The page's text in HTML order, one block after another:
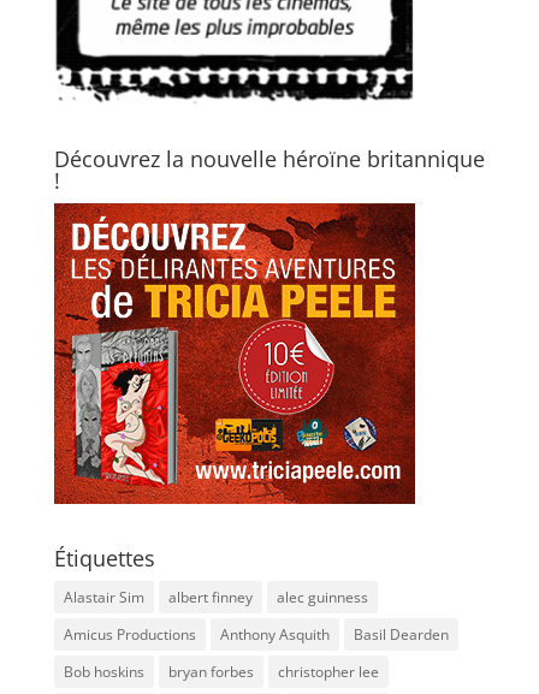
Découvrez la nouvelle héroïne britannique
!
Étiquettes
Alastair Sim albert finney
alec guinness
Amicus Productions
Anthony Asquith
Basil Dearden
Bob hoskins
bryan forbes
christopher lee